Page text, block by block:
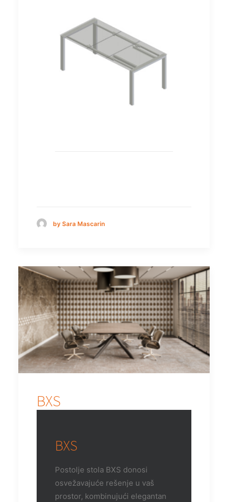
by Sara Mascarin
BXS
BXS
Postolje stola BXS donosi
osvežavajuće rešenje u vaš
prostor, kombinujući elegantan